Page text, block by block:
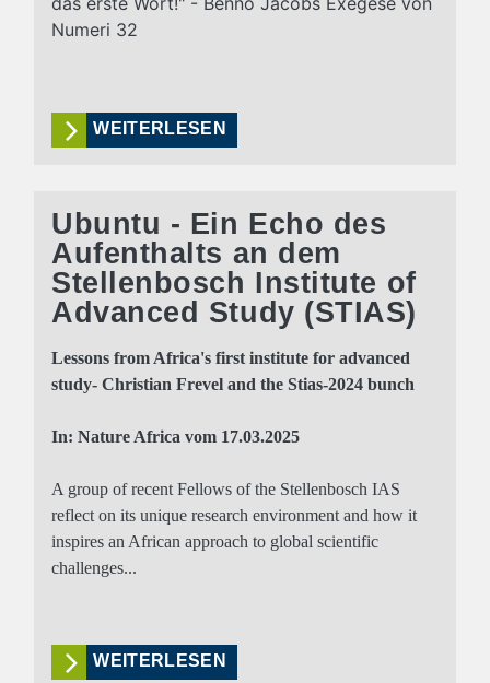
Numeri 32
WEITERLESEN
Ubuntu - Ein Echo des
Aufenthalts an dem
Stellenbosch Institute of
Advanced Study (STIAS)
Lessons from Africa's first institute for advanced
study- Christian Frevel and the Stias-2024 bunch
In: Nature Africa vom 17.03.2025
A group of recent Fellows of the Stellenbosch IAS
reflect on its unique research environment and how it
inspires an African approach to global scientific
challenges...
WEITERLESEN